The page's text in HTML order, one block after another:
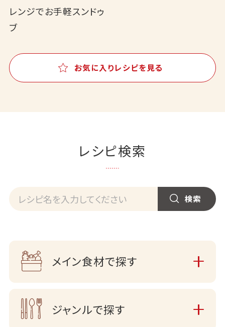
レンジでお手軽スンドゥ
ブ
お気に入りレシピを見る
レシピ検索
メイン食材で探す
ジャンルで探す